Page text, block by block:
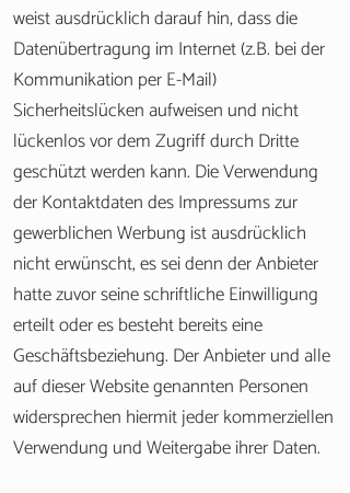
weist ausdrücklich darauf hin, dass die
Datenübertragung im Internet (z.B. bei der
Kommunikation per E-Mail)
Sicherheitslücken aufweisen und nicht
lückenlos vor dem Zugriff durch Dritte
geschützt werden kann. Die Verwendung
der Kontaktdaten des Impressums zur
gewerblichen Werbung ist ausdrücklich
nicht erwünscht, es sei denn der Anbieter
hatte zuvor seine schriftliche Einwilligung
erteilt oder es besteht bereits eine
Geschäftsbeziehung. Der Anbieter und alle
auf dieser Website genannten Personen
widersprechen hiermit jeder kommerziellen
Verwendung und Weitergabe ihrer Daten.